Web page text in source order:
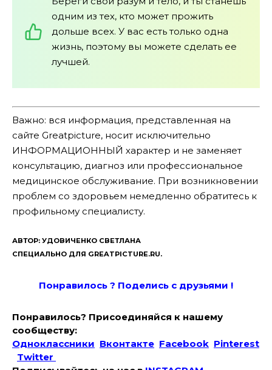
одним из тех, кто может прожить
дольше всех. У вас есть только одна
жизнь, поэтому вы можете сделать ее
лучшей.
Важно: вся информация, представленная на
сайте Greatpicture, носит исключительно
ИНФОРМАЦИОННЫЙ характер и не заменяет
консультацию, диагноз или профессиональное
медицинское обслуживание. При возникновении
проблем со здоровьем немедленно обратитесь к
профильному специалисту.
АВТОР: УДОВИЧЕНКО СВЕТЛАНА
СПЕЦИАЛЬНО ДЛЯ GREATPICTURE.RU.
Понравилось ? Поделись с друзьями !
Понравилось? Присоединяйся к нашему
сообществу:
Одноклассники Вконтакте Facebook Pinterest
Twitter